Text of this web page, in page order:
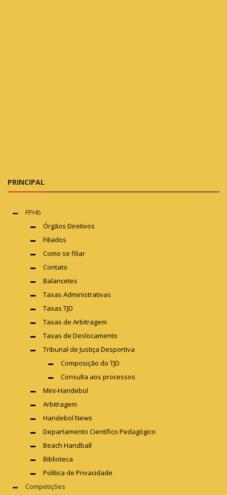
PRINCIPAL
FPHb
Órgãos Diretivos
Filiados
Como se filiar
Contato
Balancetes
Taxas Administrativas
Taxas TJD
Taxas de Arbitragem
Taxas de Deslocamento
Tribunal de Justiça Desportiva
Composição do TJD
Consulta aos processos
Mini-Handebol
Arbitragem
Handebol News
Departamento Científico Pedagógico
Beach Handball
Biblioteca
Política de Privacidade
Competições